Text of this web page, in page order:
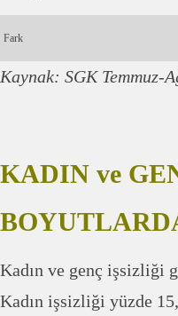
Fark
Kaynak: SGK Temmuz-
KADIN ve
Kadın ve genç işsizliği
Kadın işsizliği yüzde